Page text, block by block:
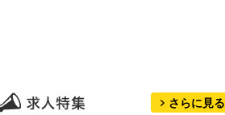
さらに見る